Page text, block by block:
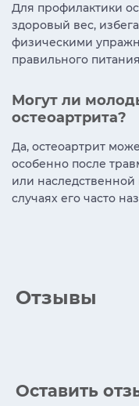
Для профилактики
здоровый вес,
физическими
правильного
Могут ли
остеоартрита?
Да, остеоартрит
особенно после
или
случаях его часто
Отзывы
Оставить